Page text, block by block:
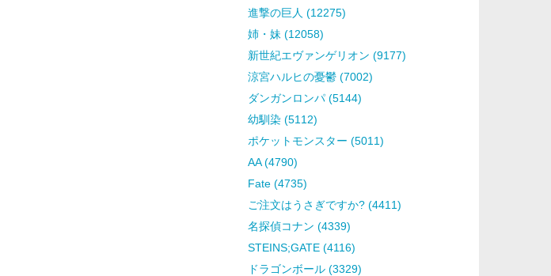
進撃の巨人 (12275)
姉・妹 (12058)
新世紀エヴァンゲリオン (9177)
涼宮ハルヒの憂鬱 (7002)
ダンガンロンパ (5144)
幼馴染 (5112)
ポケットモンスター (5011)
AA (4790)
Fate (4735)
ご注文はうさぎですか? (4411)
名探偵コナン (4339)
STEINS;GATE (4116)
ドラゴンボール (3329)